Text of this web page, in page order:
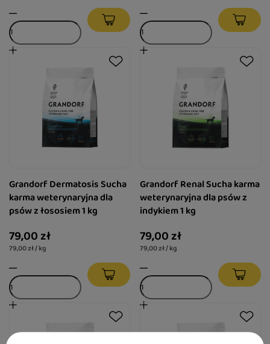
Grandorf Dermatosis Sucha
karma weterynaryjna dla
psów z łososiem 1 kg
79,00 zł
79,00 zł / kg
Grandorf Renal Sucha karma
weterynaryjna dla psów z
indykiem 1 kg
79,00 zł
79,00 zł / kg